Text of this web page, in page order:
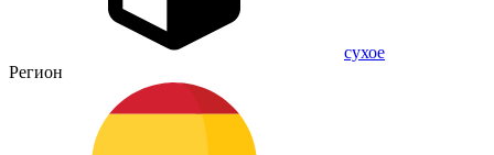
сухое
Регион